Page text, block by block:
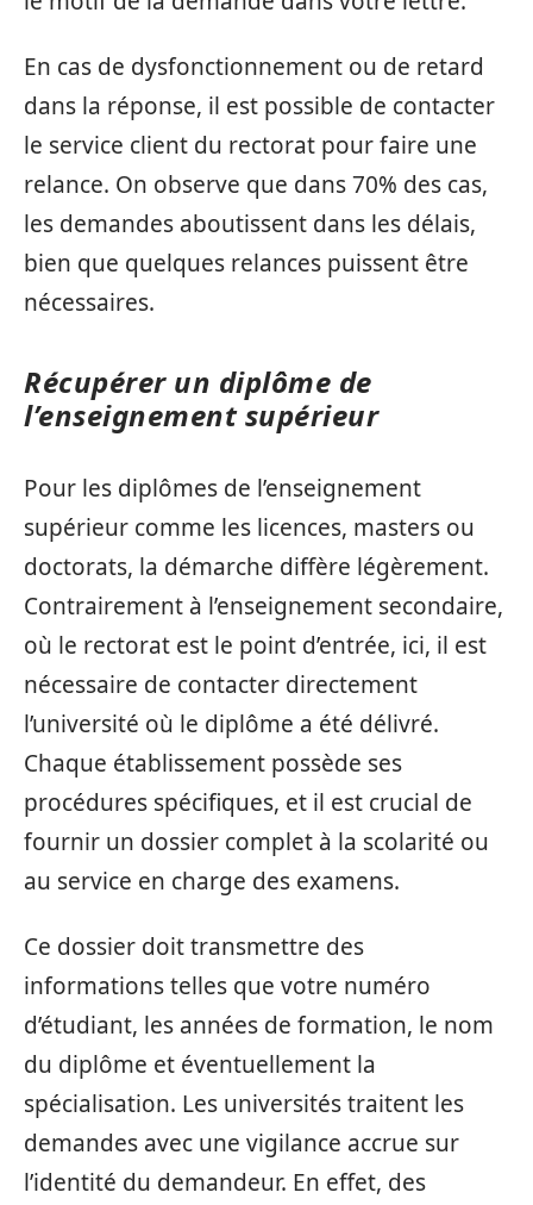
En cas de dysfonctionnement ou de retard
dans la réponse, il est possible de contacter
le service client du rectorat pour faire une
relance. On observe que dans 70% des cas,
les demandes aboutissent dans les délais,
bien que quelques relances puissent être
nécessaires.
Récupérer un diplôme de
l’enseignement supérieur
Pour les diplômes de l’enseignement
supérieur comme les licences, masters ou
doctorats, la démarche diffère légèrement.
Contrairement à l’enseignement secondaire,
où le rectorat est le point d’entrée, ici, il est
nécessaire de contacter directement
l’université où le diplôme a été délivré.
Chaque établissement possède ses
procédures spécifiques, et il est crucial de
fournir un dossier complet à la scolarité ou
au service en charge des examens.
Ce dossier doit transmettre des
informations telles que votre numéro
d’étudiant, les années de formation, le nom
du diplôme et éventuellement la
spécialisation. Les universités traitent les
demandes avec une vigilance accrue sur
l’identité du demandeur. En effet, des